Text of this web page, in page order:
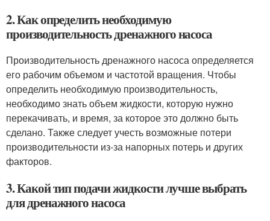
2. Как определить необходимую
производительность дренажного насоса
Производительность дренажного насоса определяется
его рабочим объемом и частотой вращения. Чтобы
определить необходимую производительность,
необходимо знать объем жидкости, которую нужно
перекачивать, и время, за которое это должно быть
сделано. Также следует учесть возможные потери
производительности из-за напорных потерь и других
факторов.
3. Какой тип подачи жидкости лучше выбрать
для дренажного насоса